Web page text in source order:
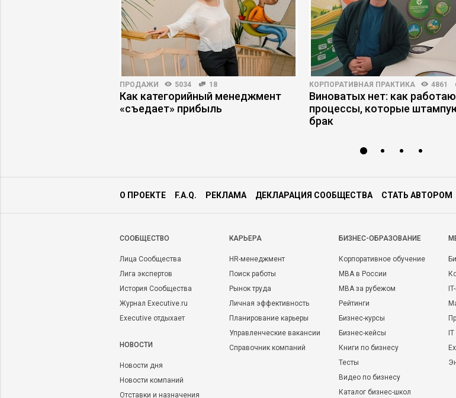
ПРОДАЖИ 5034 18
Как категорийный менеджмент
«съедает» прибыль
КОРПОРАТИВНАЯ ПРАКТИКА 4861
Виноватых нет: как
процессы, которые
брак
О ПРОЕКТЕ F.A.Q. РЕКЛАМА ДЕКЛАРАЦИЯ СООБЩЕСТВА СТАТЬ АВТОРОМ
CООБЩЕСТВО
Лица Сообщества
Лига экспертов
История Сообщества
Журнал Executive.ru
Executive отдыхает
НОВОСТИ
Новости дня
Новости компаний
Отставки и назначения
КАРЬЕРА
HR-менеджмент
Поиск работы
Рынок труда
Личная эффективность
Планирование карьеры
Управленческие вакансии
Справочник компаний
БИЗНЕС-ОБРАЗОВАНИЕ
Корпоративное обучение
MBA в России
MBA за рубежом
Рейтинги
Бизнес-курсы
Бизнес-кейсы
Книги по бизнесу
Тесты
Видео по бизнесу
Каталог бизнес-школ